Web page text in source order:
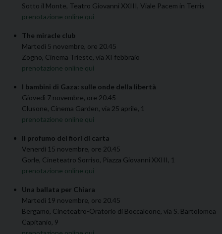
Sotto il Monte, Teatro Giovanni XXIII, Viale Pacem in Terris
prenotazione online qui
The miracle club
Martedì 5 novembre, ore 20.45
Zogno, Cinema Trieste, via XI febbraio
prenotazione online qui
I bambini di Gaza: sulle onde della libertà
Giovedì 7 novembre, ore 20.45
Clusone, Cinema Garden, via 25 aprile, 1
prenotazione online qui
Il profumo dei fiori di carta
Venerdì 15 novembre, ore 20.45
Gorle, Cineteatro Sorriso, Piazza Giovanni XXIII, 1
prenotazione online qui
Una ballata per Chiara
Martedì 19 novembre, ore 20.45
Bergamo, Cineteatro-Oratorio di Boccaleone, via S. Bartolomea
Capitanio, 9